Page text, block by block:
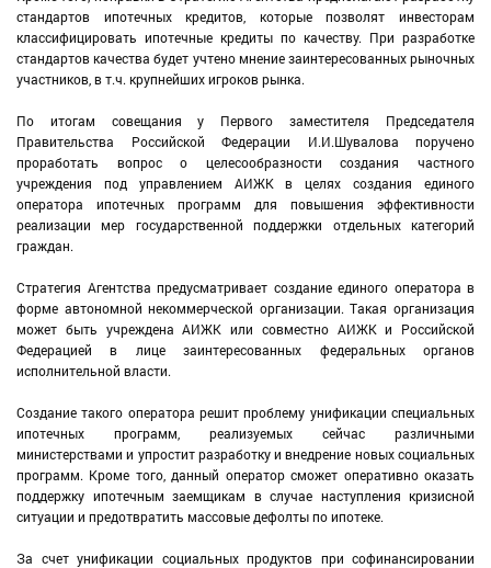
стандартов ипотечных кредитов, которые позволят инвесторам
классифицировать ипотечные кредиты по качеству. При разработке
стандартов качества будет учтено мнение заинтересованных рыночных
участников, в т.ч. крупнейших игроков рынка.
По итогам совещания у Первого заместителя Председателя
Правительства Российской Федерации И.И.Шувалова поручено
проработать вопрос о целесообразности создания частного
учреждения под управлением АИЖК в целях создания единого
оператора ипотечных программ для повышения эффективности
реализации мер государственной поддержки отдельных категорий
граждан.
Стратегия Агентства предусматривает создание единого оператора в
форме автономной некоммерческой организации. Такая организация
может быть учреждена АИЖК или совместно АИЖК и Российской
Федерацией в лице заинтересованных федеральных органов
исполнительной власти.
Создание такого оператора решит проблему унификации специальных
ипотечных программ, реализуемых сейчас различными
министерствами и упростит разработку и внедрение новых социальных
программ. Кроме того, данный оператор сможет оперативно оказать
поддержку ипотечным заемщикам в случае наступления кризисной
ситуации и предотвратить массовые дефолты по ипотеке.
За счет унификации социальных продуктов при софинансировании